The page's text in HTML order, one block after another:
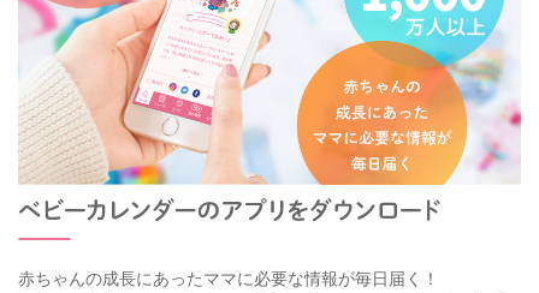
赤ちゃんの成長にあったママに必要な情報が毎日届く！